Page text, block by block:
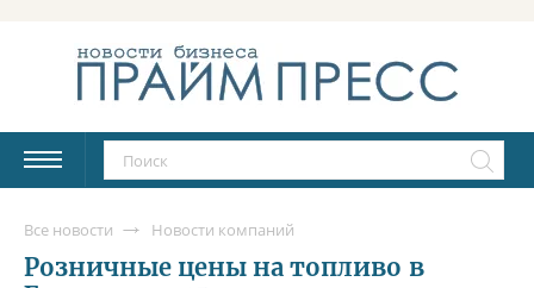
Все новости Новости компаний
Розничные цены на топливо в